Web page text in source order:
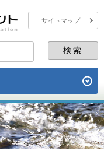
サイトマップ